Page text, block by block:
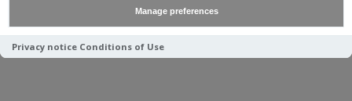
Manage preferences
Privacy notice Conditions of Use
ORKNEY 2011 11Y 56.5° SMS
70CL